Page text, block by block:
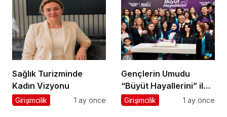
Sağlık Turizminde
Kadın Vizyonu
Girişimcilik 1 ay önce
Gençlerin Umudu
“Büyüt Hayallerini” ile
267 Genç Daha
Girişimcilik 1 ay önce